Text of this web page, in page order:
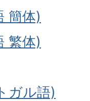
簡体)
繁体)
ガル語)